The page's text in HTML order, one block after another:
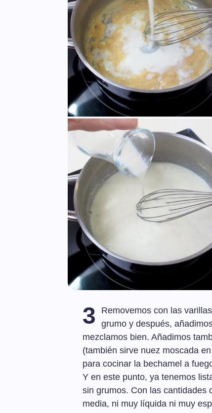
3
Removemos con las
grumo y después,
mezclamos bien. Añadimos
(también sirve nuez moscada
para cocinar la bechamel a
Y en este punto, ya tenemos
sin grumos. Con las cantidades
media, ni muy líquida ni muy